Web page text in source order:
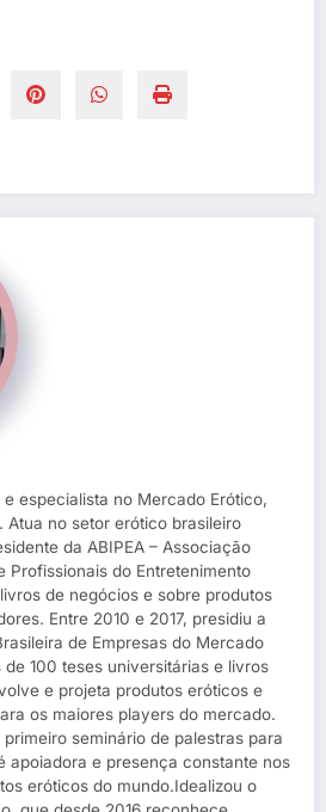
especialista no Mercado Erótico,
Atua no setor erótico brasileiro
da ABIPEA – Associação
Profissionais do Entretenimento
de negócios e sobre produtos
Entre 2010 e 2017, presidiu a
de Empresas do Mercado
de 100 teses universitárias e livros
e projeta produtos eróticos e
os maiores players do mercado.
seminário de palestras para
apoiadora e presença constante nos
eróticos do mundo.Idealizou o